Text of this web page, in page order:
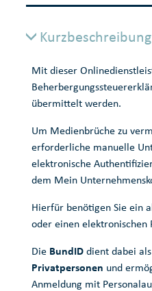
Kurzbeschreibung
Mit dieser
übermittelt werden.
Um Medienbrüche zu
erforderliche manuelle
elektronische
dem Mein
Hierfür benötigen Sie ein
oder einen elektronischen
Die BundID dient dabei
Privatpersonen und
Anmeldung mit